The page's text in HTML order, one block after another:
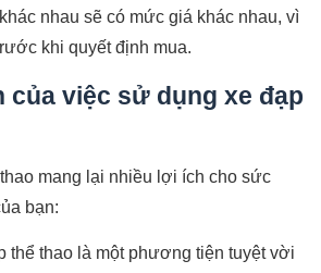
nhau sẽ có mức giá khác nhau, vì
khi quyết định mua.
của việc sử dụng xe đạp
mang lại nhiều lợi ích cho sức
bạn:
thể thao là một phương tiện tuyệt vời